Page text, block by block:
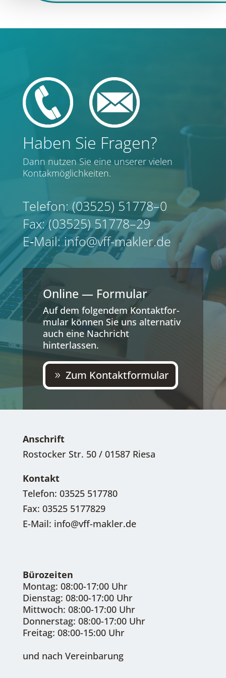
Haben Sie Fragen?
Dann nut­zen Sie eine unse­rer vie­len
Kontakmöglichkeiten.
Tele­fon: (03525) 51778–0
Fax: (03525) 51778–29
E‑Mail: info@vff-makler.de
Online — Formular
Auf dem fol­gen­dem Kon­takt­for­
mu­lar kön­nen Sie uns alter­na­tiv
auch eine Nach­richt
hinterlassen.
Zum Kon­takt­for­mu­lar
Anschrift
Rostocker Str. 50 / 01587 Riesa
Kontakt
Telefon: 03525 517780
Fax: 03525 5177829
E-Mail: info@vff-makler.de
Bürozeiten
Montag: 08:00-17:00 Uhr
Dienstag: 08:00-17:00 Uhr
Mittwoch: 08:00-17:00 Uhr
Donnerstag: 08:00-17:00 Uhr
Freitag: 08:00-15:00 Uhr
und nach Vereinbarung